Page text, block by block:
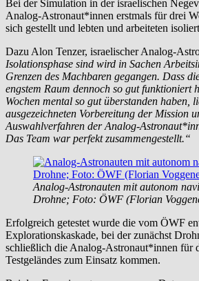
Bei der Simulation in der israelischen
Analog-Astronaut*innen erstmals für drei
sich gestellt und lebten und arbeiteten
Dazu Alon Tenzer, israelischer Analog-
Isolationsphase sind wird in Sachen
Grenzen des Machbaren gegangen. Dass
engstem Raum dennoch so gut funktioniert
Wochen mental so gut überstanden haben,
ausgezeichneten Vorbereitung der Mission
Auswahlverfahren der Analog-
Das Team war perfekt zusammengestellt.“
Analog-Astronauten mit autonom
Drohne; Foto: ÖWF (Florian
Erfolgreich getestet wurde die vom ÖWF
Explorationskaskade, bei der zunächst
schließlich die Analog-Astronaut*innen für
Testgeländes zum Einsatz kommen.